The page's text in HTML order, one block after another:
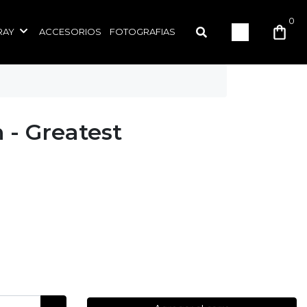
ACCESORIOS FOTOGRAFIAS
0
- Greatest